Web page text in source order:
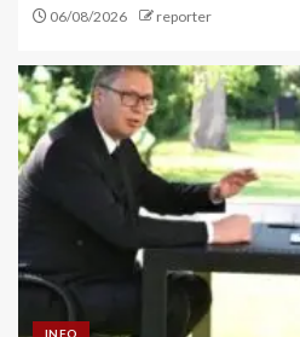
06/08/2026 reporter
INFO